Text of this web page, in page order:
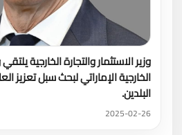
وزير الاستثمار والتجارة الخارجية
الخارجية الإماراتي لبحث سبل تعزيز
البلدين.
2025-02-26